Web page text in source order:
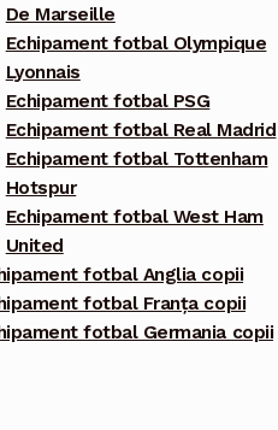
De Marseille
Echipament fotbal Olympique
Lyonnais
Echipament fotbal PSG
Echipament fotbal Real Madrid
Echipament fotbal Tottenham
Hotspur
Echipament fotbal West Ham
United
fotbal Anglia copii
fotbal Franța copii
fotbal Germania copii